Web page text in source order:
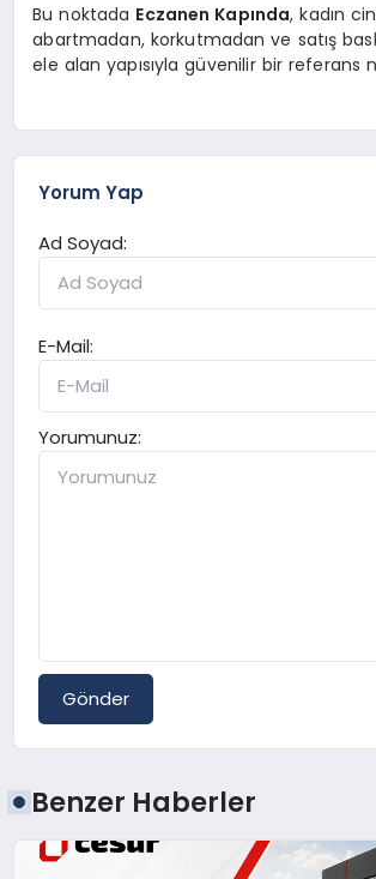
Bu noktada Eczanen Kapında, kadın
abartmadan, korkutmadan ve satış
ele alan yapısıyla güvenilir bir referans
Yorum Yap
Ad Soyad:
E-Mail:
Yorumunuz:
Gönder
Benzer Haberler